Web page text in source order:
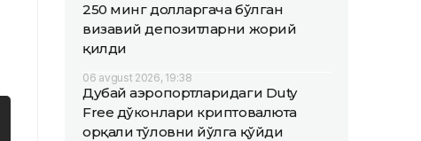
250 минг долларгача бўлган
визавий депозитларни жорий
қилди
06 avgust 2026, 19:38
Дубай аэропортларидаги Duty
Free дўконлари криптовалюта
орқали тўловни йўлга қўйди